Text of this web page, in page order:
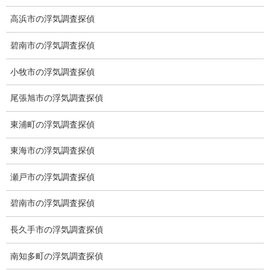
能性は高いと思います。
浮気度チェックをご参照ください。
お付き合いをしているのであれば浮気調査は可能です。
既婚者の場合は配偶者及び浮気相手に損害賠償請求はできます
が、恋人の場合は出来ず、真実を知り自分自身の心の整理の為に
調査をする方が大半です。
或いはご結婚を考えていて恋人に不審を感じた場合に結婚前調査
をする方もおられます。
電話で御見積は可能ですか？
勿論できます。コロナ禍前は、お客様とお会いして詳細を
伺い、御見積書を作成しておりましたがコロナ禍の影響で簡素化
お電話でお見積もりできるのは浮気調査、行動調査、盗聴器発見
高浜市の浮気調査探偵
碧南市の浮気調査探偵
小牧市の浮気調査探偵
尾張旭市の浮気調査探偵
東浦町の浮気調査探偵
東海市の浮気調査探偵
瀬戸市の浮気調査探偵
碧南市の浮気調査探偵
長久手市の浮気調査探偵
南知多町の浮気調査探偵